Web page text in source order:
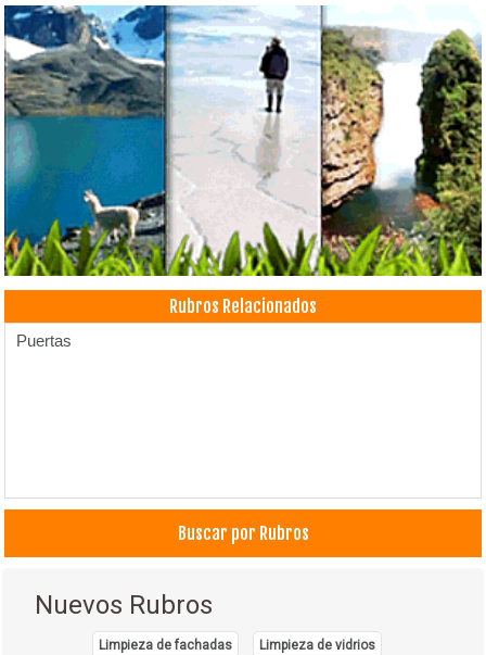
Rubros Relacionados
Puertas
Buscar por Rubros
Nuevos Rubros
Limpieza de fachadas Limpieza de vidrios